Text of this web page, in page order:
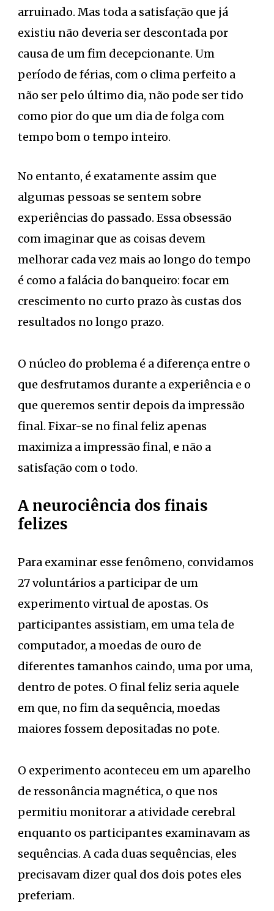
arruinado. Mas toda a satisfação que já
existiu não deveria ser descontada por
causa de um fim decepcionante. Um
período de férias, com o clima perfeito a
não ser pelo último dia, não pode ser tido
como pior do que um dia de folga com
tempo bom o tempo inteiro.
No entanto, é exatamente assim que
algumas pessoas se sentem sobre
experiências do passado. Essa obsessão
com imaginar que as coisas devem
melhorar cada vez mais ao longo do tempo
é como a falácia do banqueiro: focar em
crescimento no curto prazo às custas dos
resultados no longo prazo.
O núcleo do problema é a diferença entre o
que desfrutamos durante a experiência e o
que queremos sentir depois da impressão
final. Fixar-se no final feliz apenas
maximiza a impressão final, e não a
satisfação com o todo.
A neurociência dos finais
felizes
Para examinar esse fenômeno, convidamos
27 voluntários a participar de um
experimento virtual de apostas. Os
participantes assistiam, em uma tela de
computador, a moedas de ouro de
diferentes tamanhos caindo, uma por uma,
dentro de potes. O final feliz seria aquele
em que, no fim da sequência, moedas
maiores fossem depositadas no pote.
O experimento aconteceu em um aparelho
de ressonância magnética, o que nos
permitiu monitorar a atividade cerebral
enquanto os participantes examinavam as
sequências. A cada duas sequências, eles
precisavam dizer qual dos dois potes eles
preferiam.